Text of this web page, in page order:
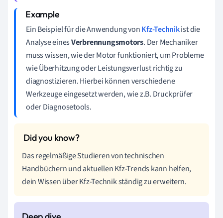
Ein Beispiel für die Anwendung vonKfz-Technikist die
Analyse einesVerbrennungsmotors. Der Mechaniker
muss wissen, wie der Motor funktioniert, um Probleme
wie Überhitzung oder Leistungsverlust richtig zu
diagnostizieren. Hierbei können verschiedene
Werkzeuge eingesetzt werden, wie z.B. Druckprüfer
oder Diagnosetools.
Das regelmäßige Studieren von technischen
Handbüchern und aktuellen Kfz-Trends kann helfen,
dein Wissen über Kfz-Technik ständig zu erweitern.